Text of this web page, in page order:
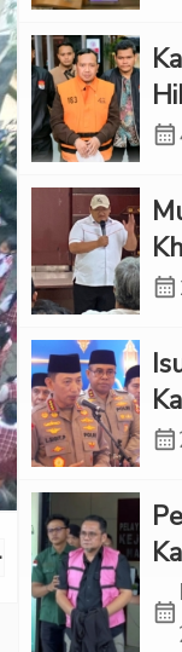
calendar_month
calendar_month
calendar_month
calendar_month